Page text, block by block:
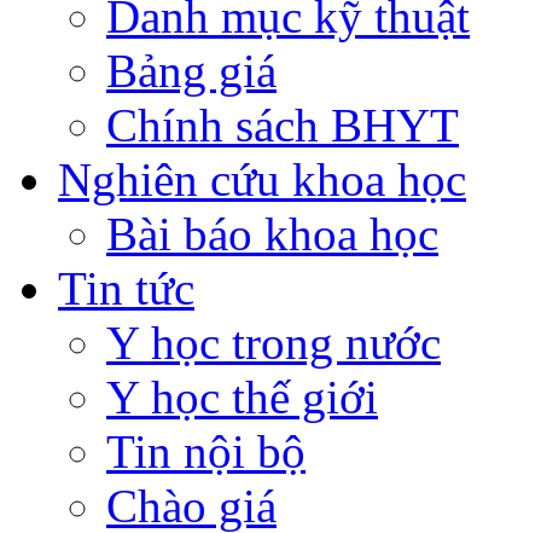
Danh mục kỹ thuật
Bảng giá
Chính sách BHYT
Nghiên cứu khoa học
Bài báo khoa học
Tin tức
Y học trong nước
Y học thế giới
Tin nội bộ
Chào giá